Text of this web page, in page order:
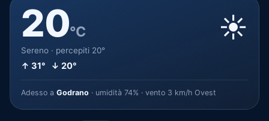
20°C
Sereno · percepiti 20°
↑ 31° ↓ 20°
☀️
Adesso a Godrano · umidità 74% · vento 3 km/h Ovest